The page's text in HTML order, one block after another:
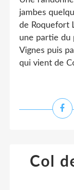
jambes
de Roquefort
une partie du
Vignes puis
qui vient de
Col